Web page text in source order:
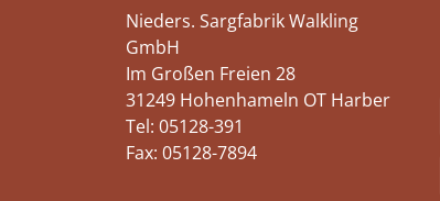
Nieders. Sargfabrik Walkling
GmbH
Im Großen Freien 28
31249 Hohenhameln OT Harber
Tel: 05128-391
Fax: 05128-7894